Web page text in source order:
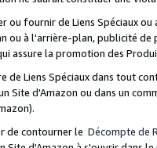
ou fournir de Liens Spéciaux
ou à l'arrière-plan, publicité
assure la promotion des
de Liens Spéciaux dans tout
Site d'Amazon ou dans un
de contourner le Décompte de